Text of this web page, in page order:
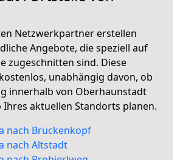
Netzwerkpartner erstellen
Angebote, die speziell auf
zugeschnitten sind. Diese
unabhängig davon, ob
innerhalb von Oberhaunstadt
aktuellen Standorts planen.
nach Brückenkopf
nach Altstadt